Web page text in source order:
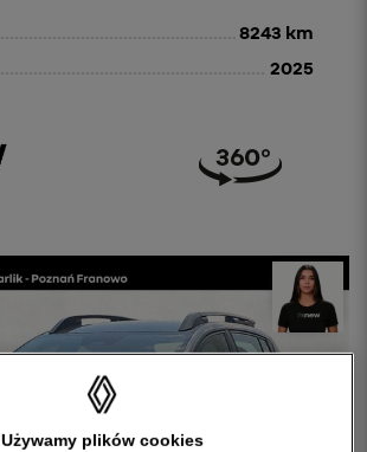
8243 km
2025
Używamy plików cookies